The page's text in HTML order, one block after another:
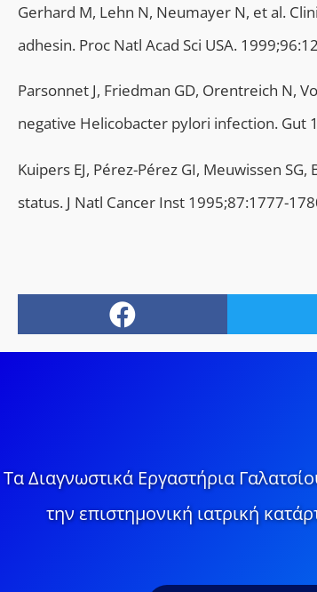
Gerhard M, Lehn N, Neumayer N, et al.
adhesin. Proc Natl Acad Sci USA.
Parsonnet J, Friedman GD, Orentreich N,
negative Helicobacter pylori infection. Gut
Kuipers EJ, Pérez-Pérez GI, Meuwissen
status. J Natl Cancer Inst 1995;87:1777-
Τα Διαγνωστικά Εργαστήρια
την επιστημονική ιατρική